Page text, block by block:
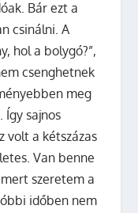
Bár ezt a
csinálni. A
hol a bolygó?”,
csenghetnek
meg
sajnos
volt a kétszázas
Van benne
szeretem a
időben nem